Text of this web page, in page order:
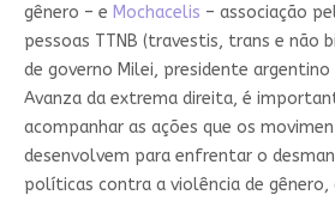
gênero – e Mochacelis – associação
pessoas TTNB (travestis, trans e não
de governo Milei, presidente
Avanza da extrema direita, é
acompanhar as ações que os
desenvolvem para enfrentar o
políticas contra a violência de gênero,